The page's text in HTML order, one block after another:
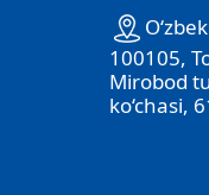
100105,
Mirobod
ko‘chasi,